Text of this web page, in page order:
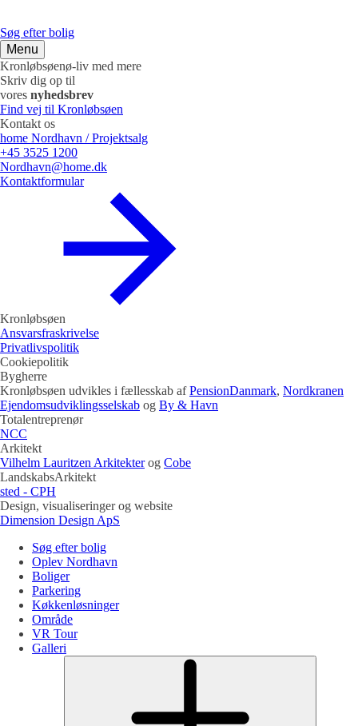
Søg efter bolig
Menu
Kronløbsøenø-liv med mere
Skriv dig op til
vores nyhedsbrev
Find vej til Kronløbsøen
Kontakt os
home Nordhavn / Projektsalg
+45 3525 1200
Nordhavn@home.dk
Kontaktformular
Kronløbsøen
Ansvarsfraskrivelse
Privatlivspolitik
Cookiepolitik
Bygherre
Kronløbsøen udvikles i fællesskab afPensionDanmark, Nordkranen
Ejendomsudviklingsselskab og By & Havn
Totalentreprenør
NCC
Arkitekt
Vilhelm Lauritzen Arkitekterog Cobe
LandskabsArkitekt
sted - CPH
Design, visualiseringer og website
Dimension Design ApS
Søg efter bolig
Oplev Nordhavn
Boliger
Parkering
Køkkenløsninger
Område
VR Tour
Galleri